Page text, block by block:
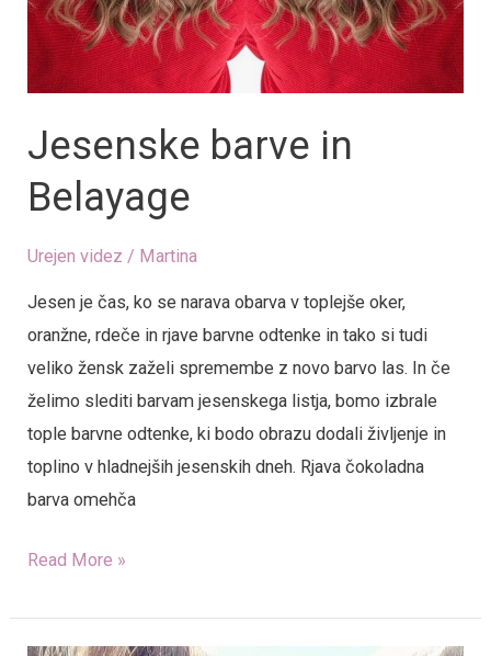
Jesenske barve in
Belayage
Urejen videz / Martina
Jesen je čas, ko se narava obarva v toplejše oker,
oranžne, rdeče in rjave barvne odtenke in tako si tudi
veliko žensk zaželi spremembe z novo barvo las. In če
želimo slediti barvam jesenskega listja, bomo izbrale
tople barvne odtenke, ki bodo obrazu dodali življenje in
toplino v hladnejših jesenskih dneh. Rjava čokoladna
barva omehča
Read More »